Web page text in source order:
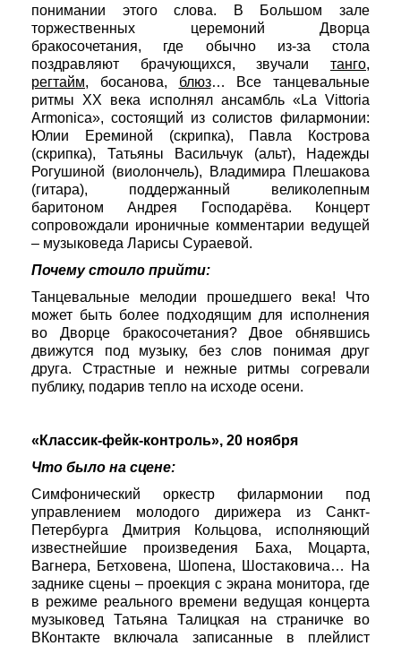
понимании этого слова. В Большом зале
торжественных церемоний Дворца
бракосочетания, где обычно из-за стола
поздравляют брачующихся, звучали танго,
регтайм, босанова, блюз… Все танцевальные
ритмы ХХ века исполнял ансамбль «La Vittoria
Armonica», состоящий из солистов филармонии:
Юлии Ереминой (скрипка), Павла Кострова
(скрипка), Татьяны Васильчук (альт), Надежды
Рогушиной (виолончель), Владимира Плешакова
(гитара), поддержанный великолепным
баритоном Андрея Господарёва. Концерт
сопровождали ироничные комментарии ведущей
– музыковеда Ларисы Сураевой.
Почему стоило прийти:
Танцевальные мелодии прошедшего века! Что
может быть более подходящим для исполнения
во Дворце бракосочетания? Двое обнявшись
движутся под музыку, без слов понимая друг
друга. Страстные и нежные ритмы согревали
публику, подарив тепло на исходе осени.
«Классик-фейк-контроль», 20 ноября
Что было на сцене:
Симфонический оркестр филармонии под
управлением молодого дирижера из Санкт-
Петербурга Дмитрия Кольцова, исполняющий
известнейшие произведения Баха, Моцарта,
Вагнера, Бетховена, Шопена, Шостаковича… На
заднике сцены – проекция с экрана монитора, где
в режиме реального времени ведущая концерта
музыковед Татьяна Талицкая на страничке во
ВКонтакте включала записанные в плейлист